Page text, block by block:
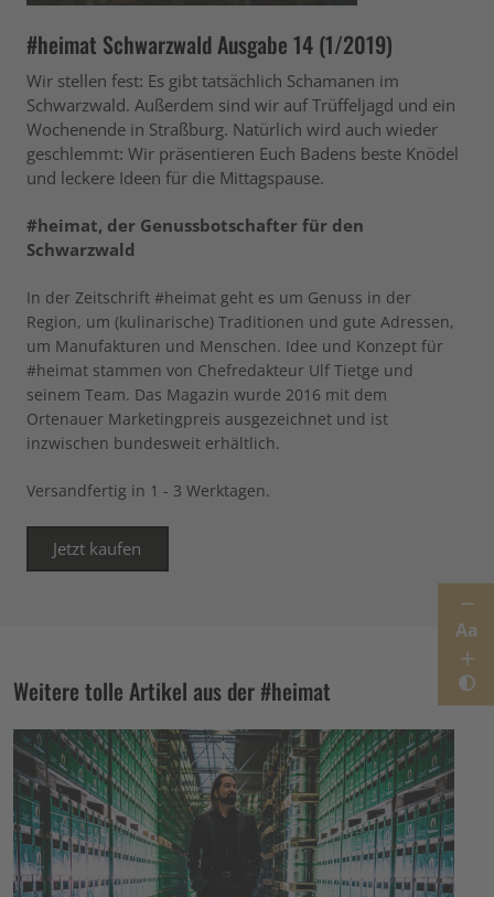
Aa
#heimat Schwarzwald Ausgabe 14 (1/2019)
Wir stellen fest: Es gibt tatsächlich Schamanen im
Schwarzwald. Außerdem sind wir auf Trüffeljagd und ein
Wochenende in Straßburg. Natürlich wird auch wieder
geschlemmt: Wir präsentieren Euch Badens beste Knödel
und leckere Ideen für die Mittagspause.
#heimat, der Genussbotschafter für den
Schwarzwald
In der Zeitschrift #heimat geht es um Genuss in der
Region, um (kulinarische) Traditionen und gute Adressen,
um Manufakturen und Menschen. Idee und Konzept für
#heimat stammen von Chefredakteur Ulf Tietge und
seinem Team. Das Magazin wurde 2016 mit dem
Ortenauer Marketingpreis ausgezeichnet und ist
inzwischen bundesweit erhältlich.
Versandfertig in 1 - 3 Werktagen.
Jetzt kaufen
Weitere tolle Artikel aus der #heimat